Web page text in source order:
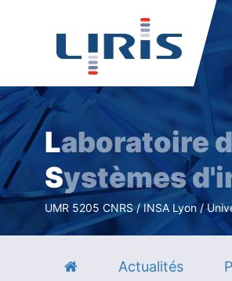
Laboratoire
Systèmes
UMR 5205 CNRS / INSA Lyon /
Actualités